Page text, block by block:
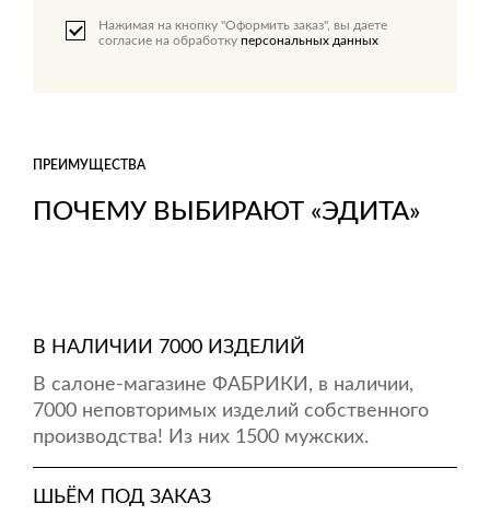
Нажимая на кнопку "Оформить заказ", вы даете
согласие на обработку персональных данных
ПОЧЕМУ ВЫБИРАЮТ «ЭДИТА»
ПРЕИМУЩЕСТВА
В НАЛИЧИИ 7000 ИЗДЕЛИЙ
В салоне-магазине ФАБРИКИ, в наличии,
7000 неповторимых изделий собственного
производства! Из них 1500 мужских.
ШЬЁМ ПОД ЗАКАЗ